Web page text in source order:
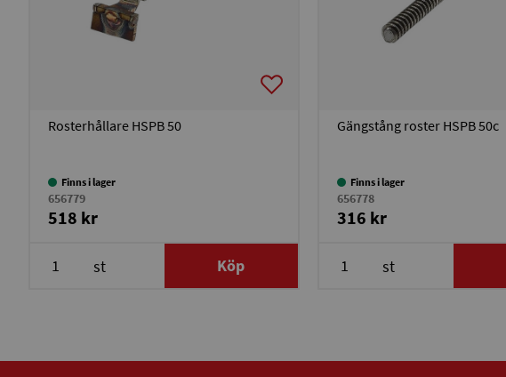
Rosterhållare HSPB 50
Finns i lager
656779
518 kr
st Köp
Gängstång roster HSPB 50c
Finns i lager
656778
316 kr
st